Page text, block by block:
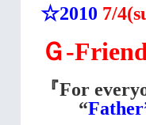
☆2010 7/
Ｇ-
『For
“